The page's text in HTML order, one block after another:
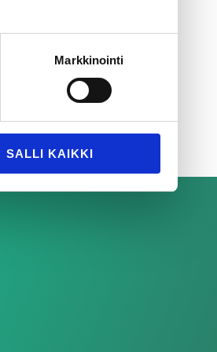
Markkinointi
SALLI KAIKKI